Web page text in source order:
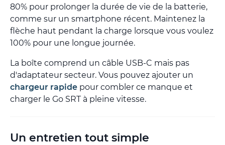
80% pour prolonger la durée de vie de la batterie,
comme sur un smartphone récent. Maintenez la
flèche haut pendant la charge lorsque vous voulez
100% pour une longue journée.
La boîte comprend un câble USB-C mais pas
d'adaptateur secteur. Vous pouvez ajouter un
chargeur rapide pour combler ce manque et
charger le Go SRT à pleine vitesse.
Un entretien tout simple